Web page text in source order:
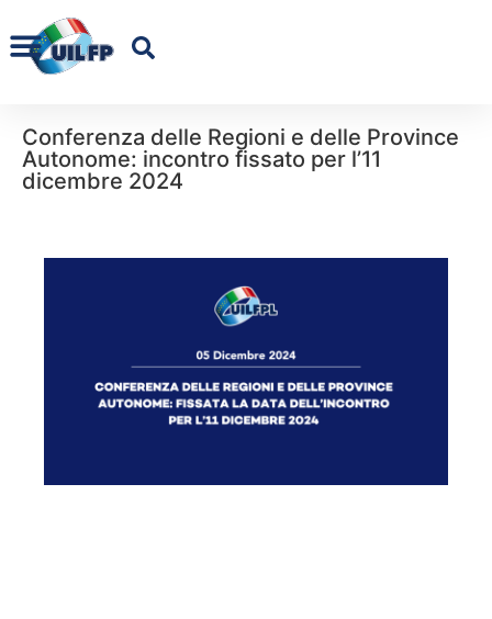
Conferenza delle Regioni e delle Province
Autonome: incontro fissato per l’11
dicembre 2024